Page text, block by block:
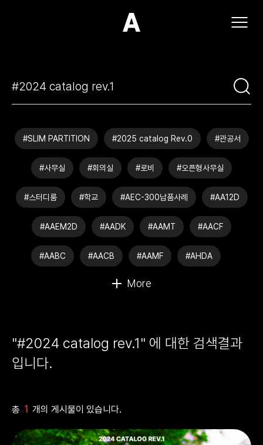
(주)아모스아인스가구
#SLIM PARTITION #2025 catalog Rev.0 #관공서
#사무실 #회의실 #로비 #오픈형사무실
#스터디룸 #학교 #AEC-300납품사례 #AA12D
#AAEM2D #AADK #AAMT #AACF
#AABC #AACB #AAMF #AHDA
"#2024 catalog rev.1" 에 대한 검색결과
입니다.
총 1 개의 게시물이 있습니다.